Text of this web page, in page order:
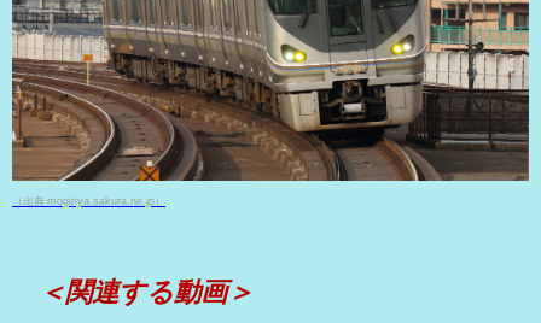
（出典 mogiriya.sakura.ne.jp）
＜関連する動画＞